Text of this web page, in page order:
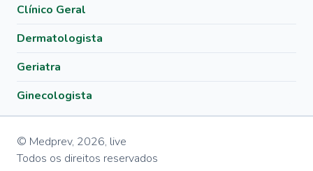
Clínico Geral
Dermatologista
Geriatra
Ginecologista
© Medprev, 2026, live
Todos os direitos reservados